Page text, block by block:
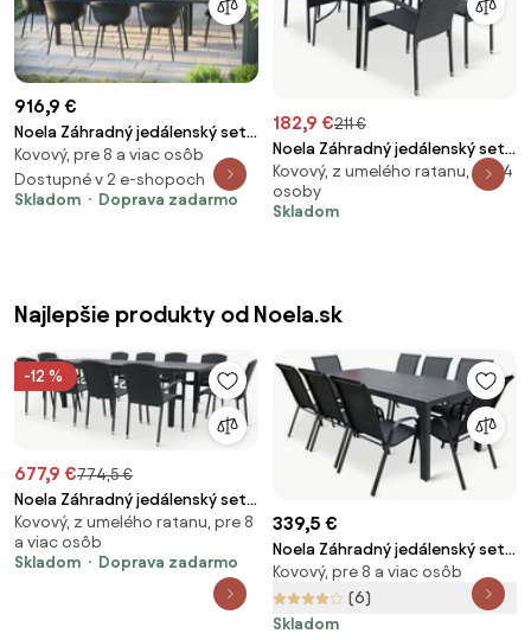
916,9 €
Noela Záhradný jedálenský set
Grande Lungo + 8x stolička
Rikke
Kovový, pre 8 a viac osôb
Dostupné v 2 e-shopoch
Skladom
Doprava zadarmo
182,9 €211 €
Noela Záhradný jedálenský set
Klaudia transparentný + 4x
ratanová stolička Paris KD
Kovový, z umelého ratanu, pre 4
osoby
Skladom
Najlepšie produkty od Noela.sk
-12 %
677,9 €774,5 €
Noela Záhradný jedálenský set
Grande Lungo + 10x ratanová
stolička Roma
Kovový, z umelého ratanu, pre 8
a viac osôb
Skladom
Doprava zadarmo
339,5 €
Noela Záhradný jedálenský set
Viking XL 190cm + 8x kovová
stolička Ramada
Kovový, pre 8 a viac osôb
(6)
Skladom